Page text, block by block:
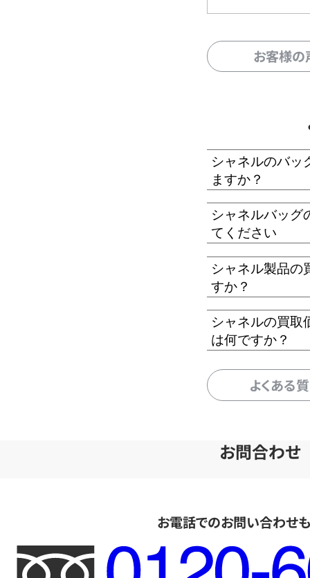
お客様
シャネルのバッ
ますか？
シャネルバッグ
てください
シャネル製品の
すか？
シャネルの買取
は何ですか？
よくある
お問合わせ
お電話でのお問い合わせ
フ